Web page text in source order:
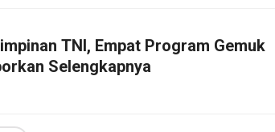
TNI, Empat Program Gemuk
Selengkapnya